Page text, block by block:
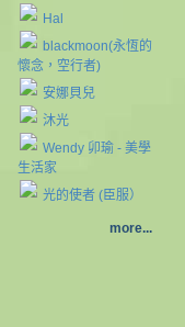
Hal
blackmoon(永恆的
懷念，空行者)
安娜貝兒
沐光
Wendy 卯瑜 - 美學
生活家
光的使者 (臣服）
more...